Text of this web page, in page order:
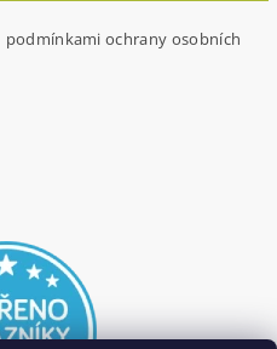
podmínkami ochrany osobních